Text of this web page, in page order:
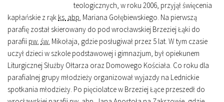
teologicznych, w roku 2006, przyjął święcenia
kapłańskie z rąk ks. abp. Mariana Gołębiewskiego. Na pierwszą
parafię został skierowany do pod wrocławskiej Brzeziej Łąki do
parafii pw. św. Mikołaja, gdzie posługiwał przez 5 lat. W tym czasie
uczył dzieci w szkole podstawowej i gimnazjum, był opiekunem
Liturgicznej Służby Ołtarza oraz Domowego Kościała. Co roku dla
parafialnej grupy młodzieży organizował wyjazdy na Lednickie
spotkania młodzieży. Po pięciolatce w Brzeziej Łące przeszedł do